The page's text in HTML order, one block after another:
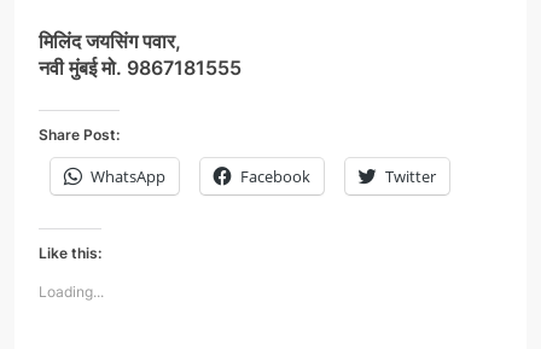
मिलिंद जयसिंग पवार,
नवी मुंबई मो. 9867181555
Share Post:
WhatsApp Facebook Twitter
Like this:
Loading...